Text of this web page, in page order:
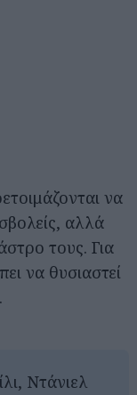
να
αλλά
τους. Για
να θυσιαστεί
Ντάνιελ